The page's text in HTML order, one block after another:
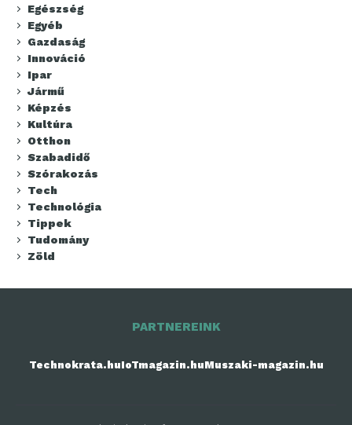
Egészség
Egyéb
Gazdaság
Innováció
Ipar
Jármű
Képzés
Kultúra
Otthon
Szabadidő
Szórakozás
Tech
Technológia
Tippek
Tudomány
Zöld
PARTNEREINK
Technokrata.huIoTmagazin.huMuszaki-magazin.hu